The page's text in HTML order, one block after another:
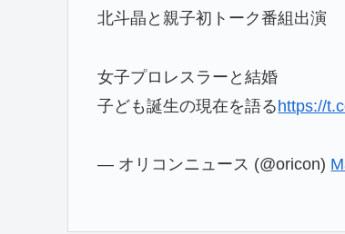
北斗晶と親子初トーク番組出演
女子プロレスラーと結婚
子ども誕生の現在を語るhttps://
— オリコンニュース (@oricon)